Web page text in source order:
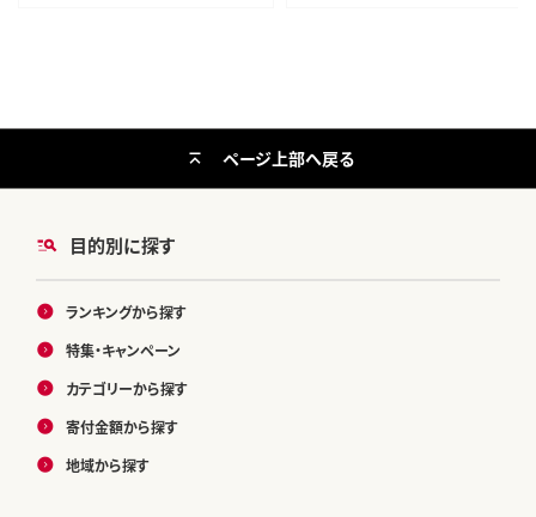
目的別に探す
ランキングから探す
特集・キャンペーン
カテゴリーから探す
寄付金額から探す
地域から探す
ページ上部へ戻る